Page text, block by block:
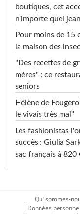
boutiques, cet
n'importe quel
Pour moins de 15
la maison des
"Des recettes de
mères" : ce
seniors
Hélène de
le vivais très mal"
Les fashionistas
succès : Giulia
sac français à 820
Qui sommes-
Données